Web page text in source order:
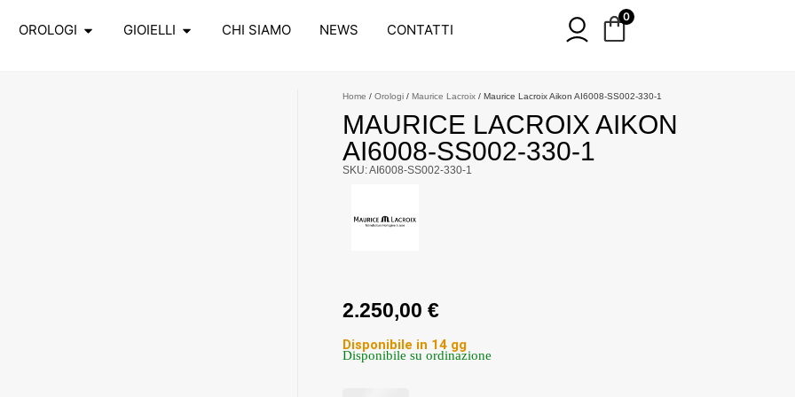
OROLOGI GIOIELLI CHI SIAMO NEWS CONTATTI
0
Home / Orologi / Maurice Lacroix / Maurice Lacroix Aikon AI6008-SS002-330-1
MAURICE LACROIX AIKON
AI6008-SS002-330-1
SKU: AI6008-SS002-330-1
2.250,00 €
Disponibile in 14 gg
Disponibile su ordinazione